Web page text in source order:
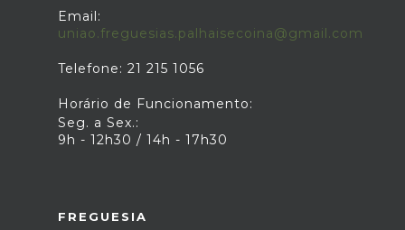
Email:
uniao.freguesias.palhaisecoina@gmail.com
Telefone: 21 215 1056
Horário de Funcionamento:
Seg. a Sex.:
9h - 12h30 / 14h - 17h30
FREGUESIA